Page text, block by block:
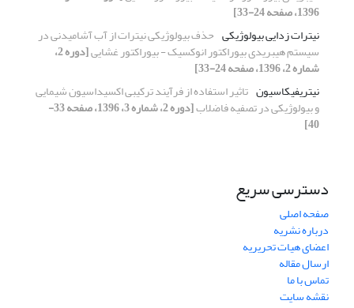
1396، صفحه 24-33]
نیترات زدایی بیولوژیکی حذف بیولوژیکی نیترات از آب آشامیدنی در
سیستم هیبریدی بیوراکتور انوکسیک - بیوراکتور غشایی [دوره 2،
شماره 2، 1396، صفحه 24-33]
نیتریفیکاسیون تاثیر استفاده از فرآیند ترکیبی اکسیداسیون شیمایی
و بیولوژیکی در تصفیه فاضلاب [دوره 2، شماره 3، 1396، صفحه 33-
40]
دسترسی سریع
صفحه اصلی
درباره نشریه
اعضای هیات تحریریه
ارسال مقاله
تماس با ما
نقشه سایت